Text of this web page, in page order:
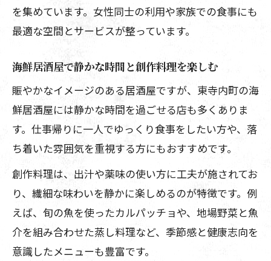
を集めています。女性同士の利用や家族での食事にも
最適な空間とサービスが整っています。
海鮮居酒屋で静かな時間と創作料理を楽しむ
賑やかなイメージのある居酒屋ですが、東寺内町の海
鮮居酒屋には静かな時間を過ごせる店も多くありま
す。仕事帰りに一人でゆっくり食事をしたい方や、落
ち着いた雰囲気を重視する方にもおすすめです。
創作料理は、出汁や薬味の使い方に工夫が施されてお
り、繊細な味わいを静かに楽しめるのが特徴です。例
えば、旬の魚を使ったカルパッチョや、地場野菜と魚
介を組み合わせた蒸し料理など、季節感と健康志向を
意識したメニューも豊富です。